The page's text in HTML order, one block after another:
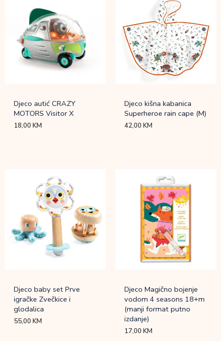
Djeco autić CRAZY
MOTORS Visitor X
18,00KM
Djeco kišna kabanica
Superheroe rain cape (M)
42,00KM
Djeco baby set Prve
igračke Zvečkice i
glodalica
55,00KM
Djeco Magično bojenje
vodom 4 seasons 18+m
(manji format putno
izdanje)
17,00KM